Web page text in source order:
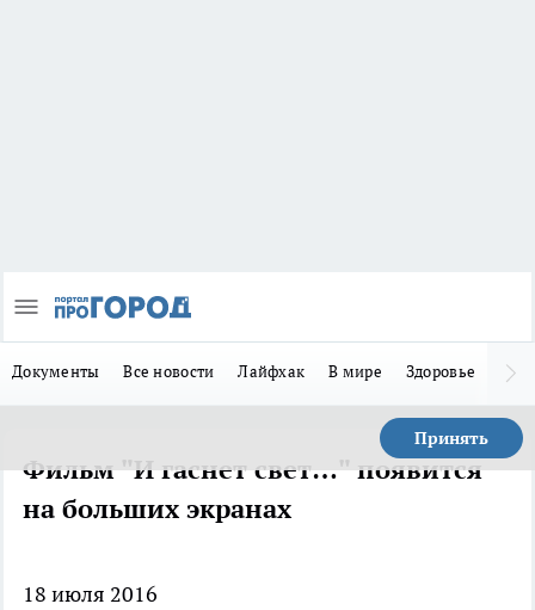
Документы Все новости Лайфхак В мире Здоровье
Принять
Фильм "И гаснет свет…" появится
на больших экранах
18 июля 2016